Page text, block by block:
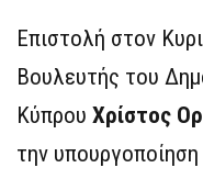
Επιστολή στον
Βουλευτής του
Κύπρου Χρίστος
την